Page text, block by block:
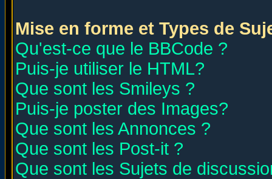
Mise en forme et Types de
Qu'est-ce que le BBCode ?
Puis-je utiliser le HTML?
Que sont les Smileys ?
Puis-je poster des Images?
Que sont les Annonces ?
Que sont les Post-it ?
Que sont les Sujets de